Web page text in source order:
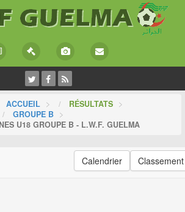
ACCUEIL > RÉSULTATS >
GROUPE B >
U18 GROUPE B - L.W.F. GUELMA
Calendrier Classement